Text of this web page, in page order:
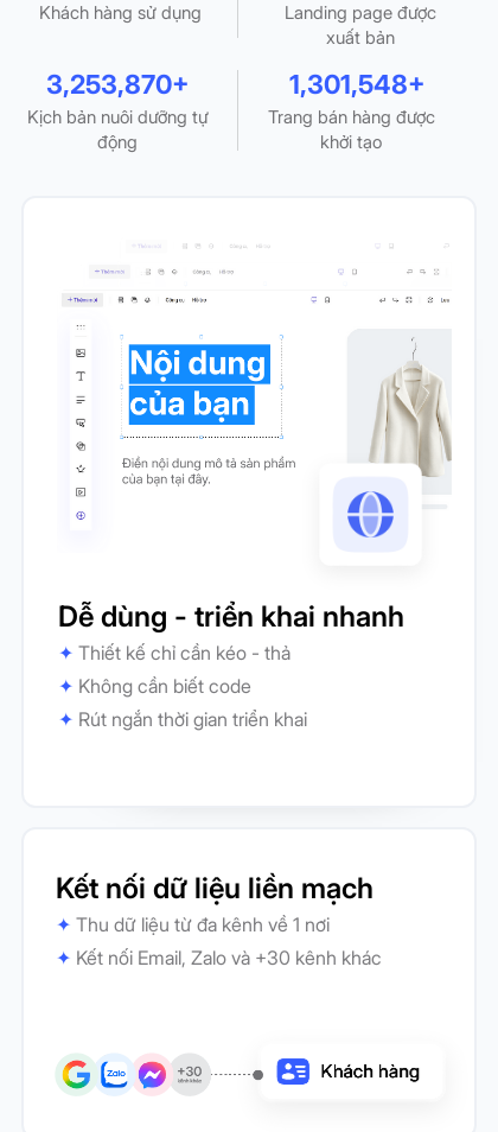
1,301,548+
Trang bán hàng được
khởi tạo
3,253,870+
Kịch bản nuôi dưỡng tự
động
Landing page được
xuất bản
Khách hàng sử dụng
Dễ dùng - triển khai nhanh
✦ Thiết kế chỉ cần kéo - thả
✦ Không cần biết code
✦ Rút ngắn thời gian triển khai
Kết nối dữ liệu liền mạch
✦ Thu dữ liệu từ đa kênh về 1 nơi
✦ Kết nối Email, Zalo và +30 kênh khác